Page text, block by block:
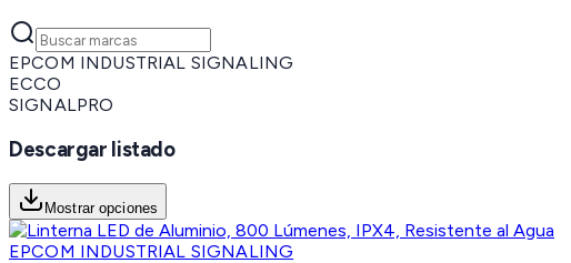
EPCOM INDUSTRIAL SIGNALING
ECCO
SIGNALPRO
Descargar listado
Mostrar opciones
EPCOM INDUSTRIAL SIGNALING